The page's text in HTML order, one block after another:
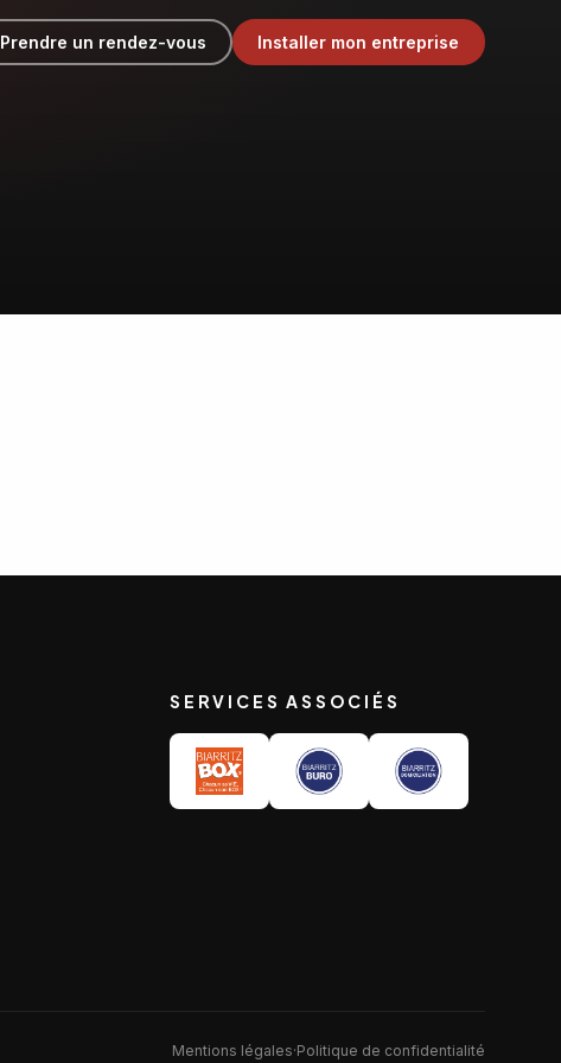
Prendre un rendez-vous Installer mon entreprise
SERVICES ASSOCIÉS
Mentions légales·Politique de confidentialité